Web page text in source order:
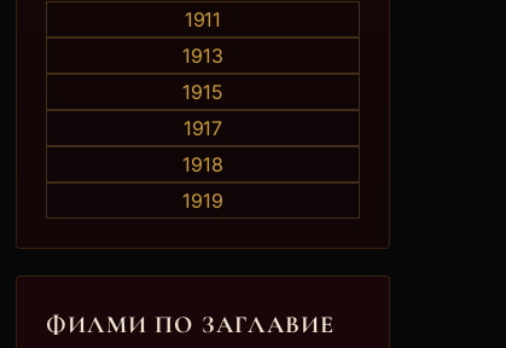
1911
1913
1915
1917
1918
1919
ФИЛМИ ПО ЗАГЛАВИE